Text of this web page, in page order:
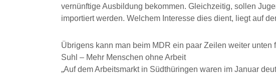
vernünftige Ausbildung bekommen. Gleichzeitig, sollen
importiert werden. Welchem Interesse dies dient, liegt auf
Übrigens kann man beim MDR ein paar Zeilen weiter unten
Suhl – Mehr Menschen ohne Arbeit
„Auf dem Arbeitsmarkt in Südthüringen waren im Januar